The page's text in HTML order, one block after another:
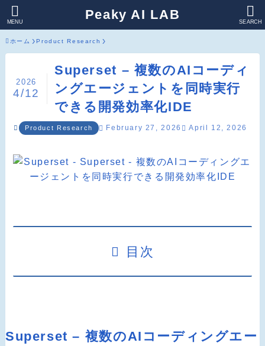
Peaky AI LAB SEARCH
MENU
ホーム Product Research
Superset – 複数のAIコーディ
ングエージェントを同時実行
できる開発効率化IDE
2026
4/12
Product Research February 27, 2026 April 12, 2026
目次
Superset – 複数のAIコーディングエー